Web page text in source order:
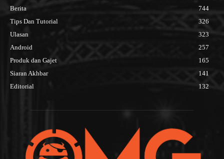
Berita
744
Tips Dan Tutorial
326
Ulasan
323
Android
257
Produk dan Gajet
165
Siaran Akhbar
141
Editorial
132